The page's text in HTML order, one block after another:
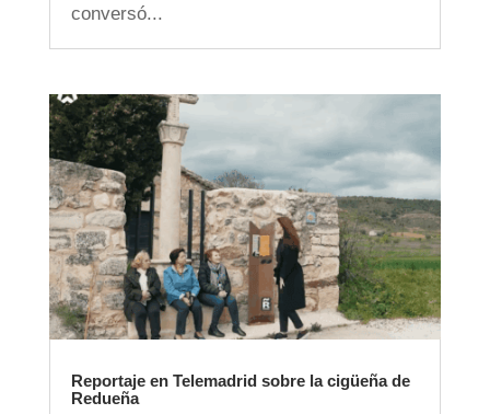
conversó...
Reportaje en Telemadrid sobre la cigüeña de
Redueña